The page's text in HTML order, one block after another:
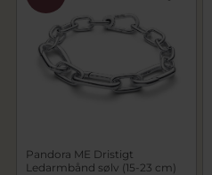
Pandora ME Dristigt
Ledarmbånd sølv (15-23 cm)